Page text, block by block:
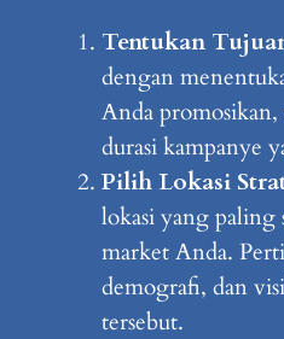
Tentukan
dengan
Anda
durasi kampanye
Pilih Lokasi
lokasi yang paling
market Anda.
demografi, dan
tersebut.